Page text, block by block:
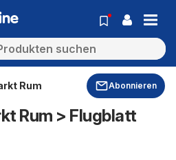
Rum Abonnieren
Rum > Flugblatt